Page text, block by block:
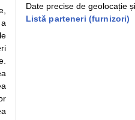
- ANPC
a
0800.080.999
- CNAS
- ANMDM
Parteneri
Date precise de geolocație
Listă parteneri (furnizori)